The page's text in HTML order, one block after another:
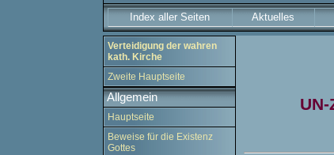
Index aller Seiten Aktuelles
Verteidigung der wahren
kath. Kirche
Zweite Hauptseite
Allgemein
Hauptseite
Beweise für die Existenz
Gottes